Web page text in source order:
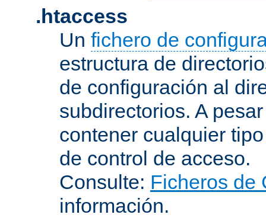
.htaccess
Un fichero de
estructura de
de configuración al
subdirectorios. A
contener cualquier
de control de acceso.
Consulte: Ficheros de
información.